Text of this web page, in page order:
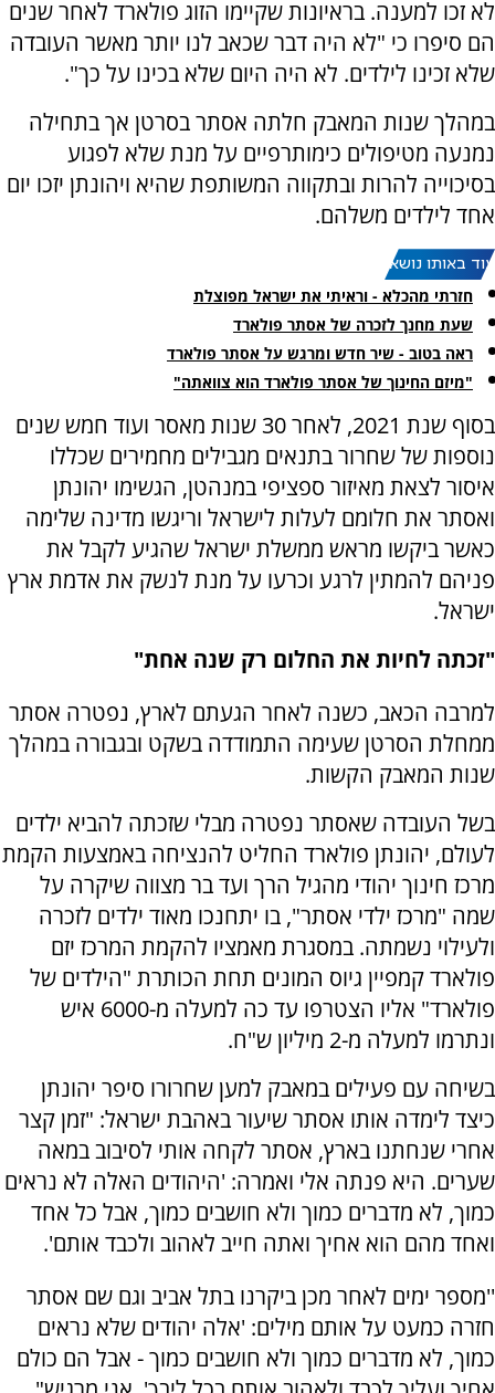
לא זכו למענה. בראיונות שקיימו הזוג פולארד לאחר שנים
הם סיפרו כי "לא היה דבר שכאב לנו יותר מאשר העובדה
שלא זכינו לילדים. לא היה היום שלא בכינו על כך".
במהלך שנות המאבק חלתה אסתר בסרטן אך בתחילה
נמנעה מטיפולים כימותרפיים על מנת שלא לפגוע
בסיכוייה להרות ובתקווה המשותפת שהיא ויהונתן יזכו יום
אחד לילדים משלהם.
עוד באותו נושא:
חזרתי מהכלא - וראיתי את ישראל מפוצלת
שעת מחנך לזכרה של אסתר פולארד
ראה בטוב - שיר חדש ומרגש על אסתר פולארד
"מיזם החינוך של אסתר פולארד הוא צוואתה"
בסוף שנת 2021, לאחר 30 שנות מאסר ועוד חמש שנים
נוספות של שחרור בתנאים מגבילים מחמירים שכללו
איסור לצאת מאיזור ספציפי במנהטן, הגשימו יהונתן
ואסתר את חלומם לעלות לישראל וריגשו מדינה שלימה
כאשר ביקשו מראש ממשלת ישראל שהגיע לקבל את
פניהם להמתין לרגע וכרעו על מנת לנשק את אדמת ארץ
ישראל.
"זכתה לחיות את החלום רק שנה אחת"
למרבה הכאב, כשנה לאחר הגעתם לארץ, נפטרה אסתר
ממחלת הסרטן שעימה התמודדה בשקט ובגבורה במהלך
שנות המאבק הקשות.
בשל העובדה שאסתר נפטרה מבלי שזכתה להביא ילדים
לעולם, יהונתן פולארד החליט להנציחה באמצעות הקמת
מרכז חינוך יהודי מהגיל הרך ועד בר מצווה שיקרה על
שמה "מרכז ילדי אסתר", בו יתחנכו מאוד ילדים לזכרה
ולעילוי נשמתה. במסגרת מאמציו להקמת המרכז יזם
פולארד קמפיין גיוס המונים תחת הכותרת "הילדים של
פולארד" אליו הצטרפו עד כה למעלה מ-6000 איש
ונתרמו למעלה מ-2 מיליון ש"ח.
בשיחה עם פעילים במאבק למען שחרורו סיפר יהונתן
כיצד לימדה אותו אסתר שיעור באהבת ישראל: "זמן קצר
אחרי שנחתנו בארץ, אסתר לקחה אותי לסיבוב במאה
שערים. היא פנתה אלי ואמרה: 'היהודים האלה לא נראים
כמוך, לא מדברים כמוך ולא חושבים כמוך, אבל כל אחד
ואחד מהם הוא אחיך ואתה חייב לאהוב ולכבד אותם'.
''מספר ימים לאחר מכן ביקרנו בתל אביב וגם שם אסתר
חזרה כמעט על אותם מילים: 'אלה יהודים שלא נראים
כמוך, לא מדברים כמוך ולא חושבים כמוך - אבל הם כולם